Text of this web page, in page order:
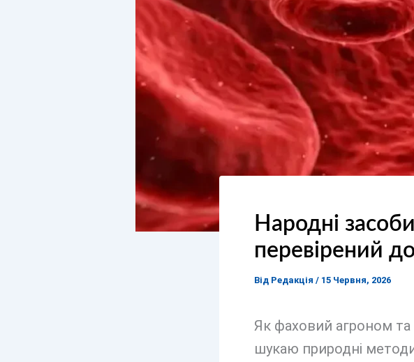
Народні
перевірений
Від Редакція / 15 Червня, 2026
Як фаховий агроном та
шукаю природні